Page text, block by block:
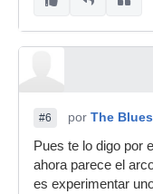
#6 por The Blues
Pues te lo digo por
ahora parece el
es experimentar